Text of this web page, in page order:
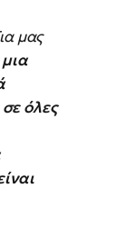
μας
όλες